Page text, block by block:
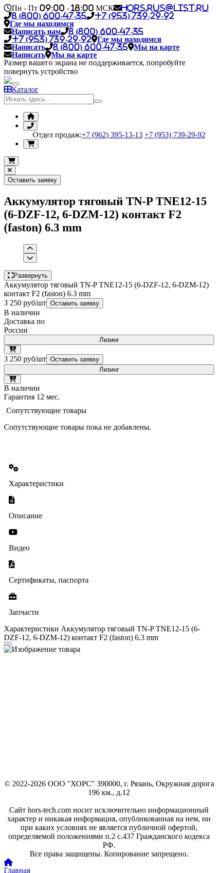
Пн - Пт 09:00 - 18:00 МСК
hors.rus@list.ru
8 (800) 600-47-35
+7 (953) 739-29-92
Где мы находимся
Написать нам
8 (800) 600-47-35
+7 (953) 739-29-92
Где мы находимся
Написать
8 (800) 600-47-35
Мы на карте
Написать
Мы на карте
Размер вашего экрана не поддерживается, попробуйте
повернуть устройство
Каталог
Отдел продаж:+7 (962) 395-13-13 +7 (953) 739-29-92
Оставить заявку
Аккумулятор тяговый TN-P TNE12-15
(6-DZF-12, 6-DZM-12) контакт F2
(faston) 6.3 mm
Развернуть
Аккумулятор тяговый TN-P TNE12-15 (6-DZF-12, 6-DZM-12)
контакт F2 (faston) 6.3 mm
3 250 руб/шт Оставить заявку
В наличии
Доставка по
России
Лизинг
3 250 руб/шт Оставить заявку
Лизинг
В наличии
Гарантия 12 мес.
Сопутствующие товары
Сопутствующие товары пока не добавлены.
Характеристики
Описание
Видео
Сертификаты, паспорта
Запчасти
Характеристики Аккумулятор тяговый TN-P TNE12-15 (6-
DZF-12, 6-DZM-12) контакт F2 (faston) 6.3 mm
© 2022-2026 ООО "ХОРС" 390000, г. Рязань, Окружная дорога
196 км., д.12
Сайт hors-tech.com носит исключительно информационный
характер и никакая информация, опубликованная на нем, ни
при каких условиях не является публичной офертой,
определяемой положениями п.2 с.437 Гражданского кодекса
РФ.
Все права защищены. Копирование запрещено.
Главная